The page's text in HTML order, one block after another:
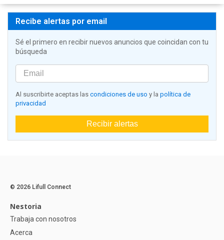
Recibe alertas por email
Sé el primero en recibir nuevos anuncios que coincidan con tu
búsqueda
Al suscribirte aceptas las condiciones de uso y la política de
privacidad
Recibir alertas
© 2026 Lifull Connect
Nestoria
Trabaja con nosotros
Acerca